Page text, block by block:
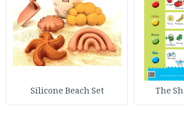
The
Silicone Beach Set